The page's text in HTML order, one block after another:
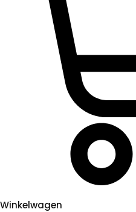
Winkelwagen